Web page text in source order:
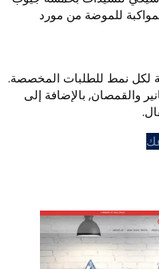
من مورد
إلى